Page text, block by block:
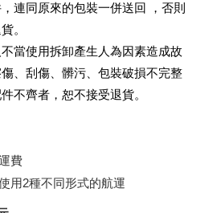
連同原來的包裝一併送回 ，否則
。
當使用拆卸產生人為因素造成故
、刮傷、髒污、包裝破損不完整
不齊者，恕不接受退貨。
費
用2種不同形式的航運